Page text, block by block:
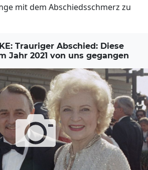
mit dem Abschiedsschmerz zu
Trauriger Abschied: Diese
Jahr 2021 von uns gegangen